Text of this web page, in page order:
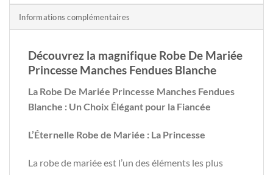
Informations complémentaires
Découvrez la magnifique Robe De Mariée
Princesse Manches Fendues Blanche
La Robe De Mariée Princesse Manches Fendues
Blanche : Un Choix Élégant pour la Fiancée
L’Éternelle Robe de Mariée : La Princesse
La robe de mariée est l’un des éléments les plus